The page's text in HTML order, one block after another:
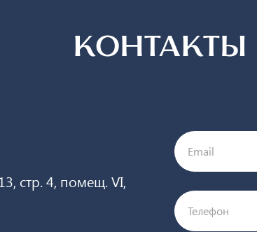
КОНТАКТЫ
стр. 4, помещ. VI,
Email
Телефон